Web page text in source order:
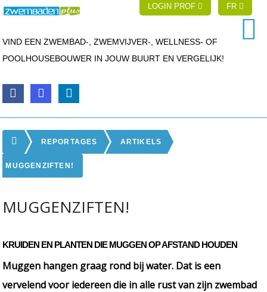
LOGIN PROF FR
VIND EEN ZWEMBAD-, ZWEMVIJVER-, WELLNESS- OF
POOLHOUSEBOUWER IN JOUW BUURT EN VERGELIJK!
REPORTAGES ARTIKELS
MUGGENZIFTEN!
MUGGENZIFTEN!
KRUIDEN EN PLANTEN DIE MUGGEN OP AFSTAND HOUDEN
Muggen hangen graag rond bij water. Dat is een
vervelend voor iedereen die in alle rust van zijn zwembad